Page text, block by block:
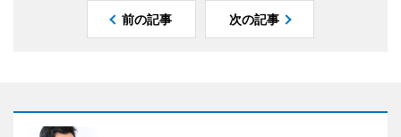
前の記事 次の記事